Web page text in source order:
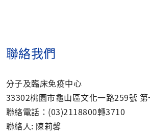
聯絡我們
分子及臨床免疫中心
33302桃園市龜山區文化一路259號
聯絡電話：(03)2118800轉3710
聯絡人: 陳莉馨